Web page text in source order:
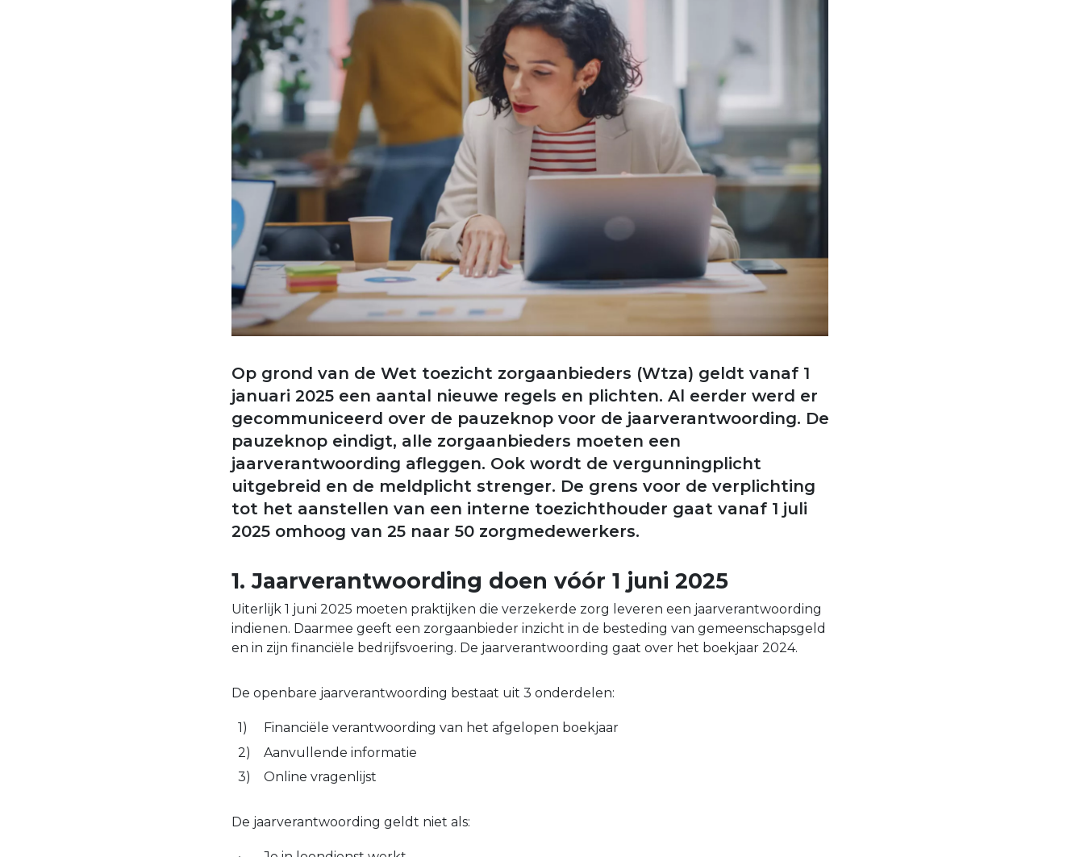
Op grond van de Wet toezicht zorgaanbieders (Wtza) geldt vanaf 1
januari 2025 een aantal nieuwe regels en plichten. Al eerder werd er
gecommuniceerd over de pauzeknop voor de jaarverantwoording. De
pauzeknop eindigt, alle zorgaanbieders moeten een
jaarverantwoording afleggen. Ook wordt de vergunningplicht
uitgebreid en de meldplicht strenger. De grens voor de verplichting
tot het aanstellen van een interne toezichthouder gaat vanaf 1 juli
2025 omhoog van 25 naar 50 zorgmedewerkers.
1. Jaarverantwoording doen vóór 1 juni 2025
Uiterlijk 1 juni 2025 moeten praktijken die verzekerde zorg leveren een jaarverantwoording
indienen. Daarmee geeft een zorgaanbieder inzicht in de besteding van gemeenschapsgeld
en in zijn financiële bedrijfsvoering. De jaarverantwoording gaat over het boekjaar 2024.
De openbare jaarverantwoording bestaat uit 3 onderdelen:
Financiële verantwoording van het afgelopen boekjaar
Aanvullende informatie
Online vragenlijst
De jaarverantwoording geldt niet als: